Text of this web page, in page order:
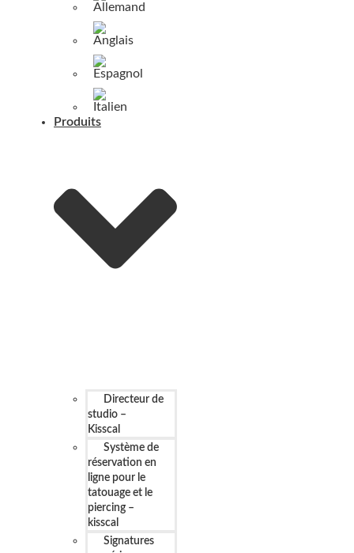
Produits
Directeur de
studio –
Kisscal
Système de
réservation en
ligne pour le
tatouage et le
piercing –
kisscal
Signatures